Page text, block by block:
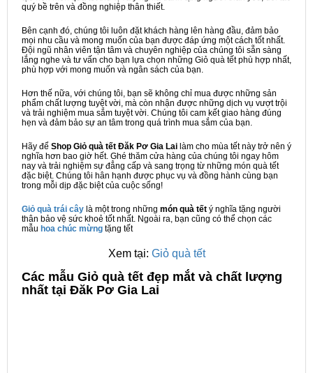
quý bề trên và đồng nghiệp thân thiết.
Bên cạnh đó, chúng tôi luôn đặt khách hàng lên hàng đầu, đảm bảo
mọi nhu cầu và mong muốn của bạn được đáp ứng một cách tốt nhất.
Đội ngũ nhân viên tận tâm và chuyên nghiệp của chúng tôi sẵn sàng
lắng nghe và tư vấn cho bạn lựa chọn những Giỏ quà tết phù hợp nhất,
phù hợp với mong muốn và ngân sách của bạn.
Hơn thế nữa, với chúng tôi, bạn sẽ không chỉ mua được những sản
phẩm chất lượng tuyệt vời, mà còn nhận được những dịch vụ vượt trội
và trải nghiệm mua sắm tuyệt vời. Chúng tôi cam kết giao hàng đúng
hẹn và đảm bảo sự an tâm trong quá trình mua sắm của bạn.
Hãy để Shop Giỏ quà tết Đăk Pơ Gia Lai làm cho mùa tết này trở nên ý
nghĩa hơn bao giờ hết. Ghé thăm cửa hàng của chúng tôi ngay hôm
nay và trải nghiệm sự đẳng cấp và sang trọng từ những món quà tết
đặc biệt. Chúng tôi hân hạnh được phục vụ và đồng hành cùng bạn
trong mỗi dịp đặc biệt của cuộc sống!
Giỏ quà trái cây là một trong những món quà tết ý nghĩa tặng người
thân bảo vệ sức khoẻ tốt nhất. Ngoài ra, bạn cũng có thể chọn các
mẫu hoa chúc mừng tặng tết
Xem tại: Giỏ quà tết
Các mẫu Giỏ quà tết đẹp mắt và chất lượng
nhất tại Đăk Pơ Gia Lai